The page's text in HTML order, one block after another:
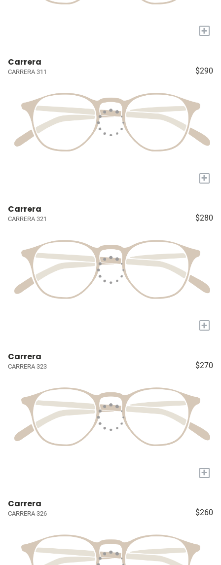
+
Carrera
CARRERA 311 $290
+
Carrera
CARRERA 321 $280
+
Carrera
CARRERA 323 $270
+
Carrera
CARRERA 326 $260